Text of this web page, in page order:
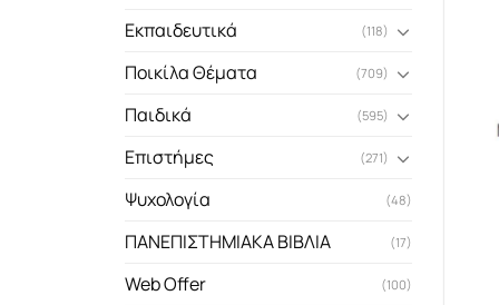
Εκπαιδευτικά (118)
Ποικίλα Θέματα (709)
Παιδικά (595)
Επιστήμες (271)
Ψυχολογία (48)
ΠΑΝΕΠΙΣΤΗΜΙΑΚΑ ΒΙΒΛΙΑ (17)
Web Offer (100)